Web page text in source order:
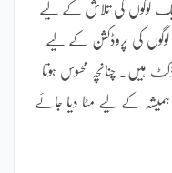
نیک لوگوں کی تلاش کے لیے
لوگوں کی پروڈکشن کے لیے
ہیں۔ چنانچہ محسوس ہوتا
کے لیے مٹا دیا جائے